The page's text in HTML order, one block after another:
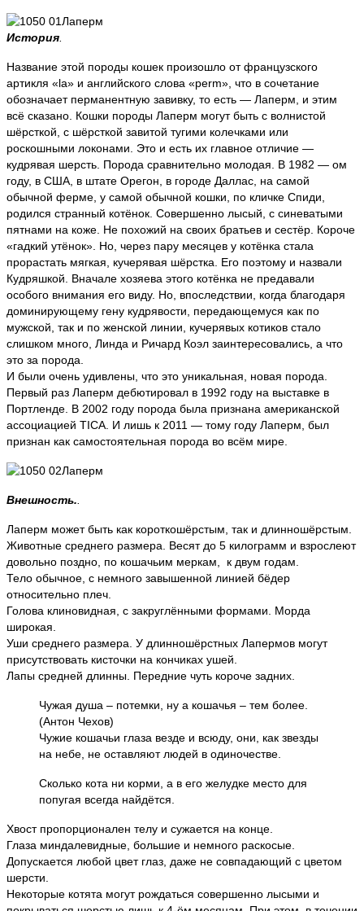
История
Название этой породы кошек произошло от французского
артикля «la» и английского слова «perm», что в сочетание
обозначает перманентную завивку, то есть — Лаперм, и этим
всё сказано. Кошки породы Лаперм могут быть с волнистой
шёрсткой, с шёрсткой завитой тугими колечками или
роскошными локонами. Это и есть их главное отличие —
кудрявая шерсть. Порода сравнительно молодая. В 1982 — ом
году, в США, в штате Орегон, в городе Даллас, на самой
обычной ферме, у самой обычной кошки, по кличке Спиди,
родился странный котёнок. Совершенно лысый, с синеватыми
пятнами на коже. Не похожий на своих братьев и сестёр. Короче
«гадкий утёнок». Но, через пару месяцев у котёнка стала
прорастать мягкая, кучерявая шёрстка. Его поэтому и назвали
Кудряшкой. Вначале хозяева этого котёнка не предавали
особого внимания его виду. Но, впоследствии, когда благодаря
доминирующему гену кудрявости, передающемуся как по
мужской, так и по женской линии, кучерявых котиков стало
слишком много, Линда и Ричард Коэл заинтересовались, а что
это за порода.
И были очень удивлены, что это уникальная, новая порода.
Первый раз Лаперм дебютировал в 1992 году на выставке в
Портленде. В 2002 году порода была признана американской
ассоциацией TICA. И лишь к 2011 — тому году Лаперм, был
признан как самостоятельная порода во всём мире.
Внешность.
Лаперм может быть как короткошёрстым, так и длинношёрстым.
Животные среднего размера. Весят до 5 килограмм и взрослеют
довольно поздно, по кошачьим меркам, к двум годам.
Тело обычное, с немного завышенной линией бёдер
относительно плеч.
Голова клиновидная, с закруглёнными формами. Морда
широкая.
Уши среднего размера. У длинношёрстных Лапермов могут
присутствовать кисточки на кончиках ушей.
Лапы средней длинны. Передние чуть короче задних.
Чужая душа – потемки, ну а кошачья – тем более.
(Антон Чехов)
Чужие кошачьи глаза везде и всюду, они, как звезды
на небе, не оставляют людей в одиночестве.
Сколько кота ни корми, а в его желудке место для
попугая всегда найдётся.
Хвост пропорционален телу и сужается на конце.
Глаза миндалевидные, большие и немного раскосые.
Допускается любой цвет глаз, даже не совпадающий с цветом
шерсти.
Некоторые котята могут рождаться совершенно лысыми и